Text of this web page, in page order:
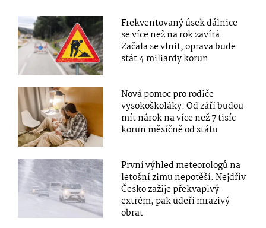
Frekventovaný úsek dálnice
se více než na rok zavírá.
Začala se vlnit, oprava bude
stát 4 miliardy korun
Nová pomoc pro rodiče
vysokoškoláky. Od září budou
mít nárok na více než 7 tisíc
korun měsíčně od státu
První výhled meteorologů na
letošní zimu nepotěší. Nejdřív
Česko zažije překvapivý
extrém, pak udeří mrazivý
obrat